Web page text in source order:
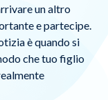
un altro
e partecipe.
è quando si
che tuo figlio